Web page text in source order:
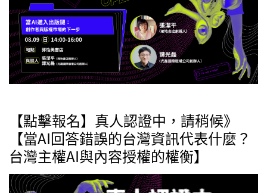
【點擊報名】真人認證中，請稍候》
【當AI回答錯誤的台灣資訊代表什麼？
台灣主權AI與內容授權的權衡】